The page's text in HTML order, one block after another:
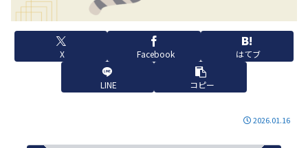
X Facebook はてブ
LINE コピー
2026.01.16